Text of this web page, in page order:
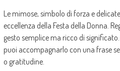
Le mimose, simbolo di forza e
eccellenza della Festa della Donna.
gesto semplice ma ricco di
puoi accompagnarlo con una frase
o gratitudine.